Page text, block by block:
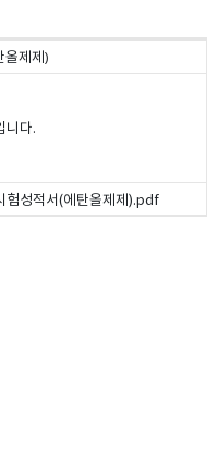
올제제)
니다.
험성적서(에탄올제제).pdf